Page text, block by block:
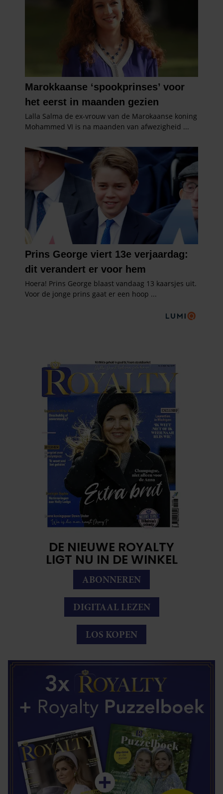
DE NIEUWE ROYALTY
LIGT NU IN DE WINKEL
ABONNEREN
DIGITAAL LEZEN
LOS KOPEN